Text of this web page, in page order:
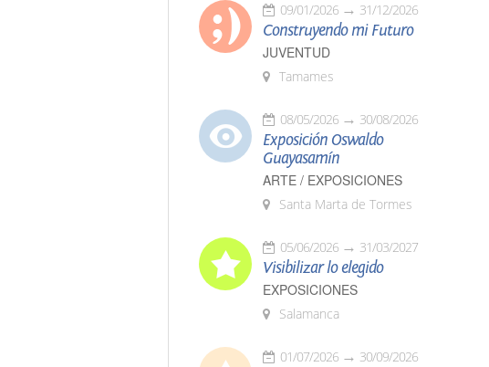
09/01/2026 31/12/2026
Construyendo mi Futuro
JUVENTUD
Tamames
08/05/2026 30/08/2026
Exposición Oswaldo
Guayasamín
ARTE / EXPOSICIONES
Santa Marta de Tormes
05/06/2026 31/03/2027
Visibilizar lo elegido
EXPOSICIONES
Salamanca
01/07/2026 30/09/2026